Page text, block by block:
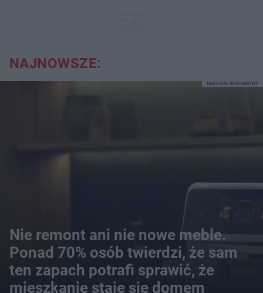
NAJNOWSZE:
Nie remont ani nie nowe meble.
Ponad 70% osób twierdzi, że sam
ten zapach potrafi sprawić, że
mieszkanie staje się domem
MATERIAŁ REKLAMOWY